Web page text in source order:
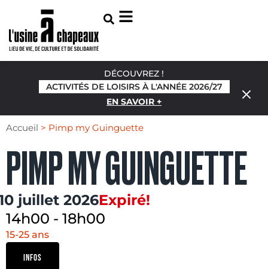
DÉCOUVREZ !
ACTIVITÉS DE LOISIRS À L'ANNÉE 2026/27
EN SAVOIR +
Accueil > Pimp my Guinguette
PIMP MY GUINGUETTE
juillet 2026Expiré!
14h00 - 18h00
15-25 ans
INFOS